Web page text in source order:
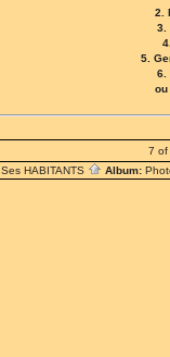
2.
3.
5.
6.
ou
7 of
Ses HABITANTS Album: